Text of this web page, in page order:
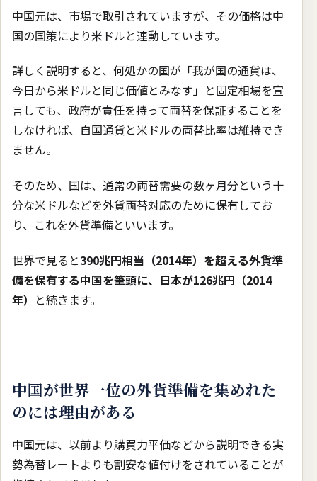
中国元は、市場で取引されていますが、その価格は中
国の国策により米ドルと連動しています。
詳しく説明すると、何処かの国が「我が国の通貨は、
今日から米ドルと同じ価値とみなす」と固定相場を宣
言しても、政府が責任を持って両替を保証することを
しなければ、自国通貨と米ドルの両替比率は維持でき
ません。
そのため、国は、通常の両替需要の数ヶ月分という十
分な米ドルなどを外貨両替対応のために保有してお
り、これを外貨準備といいます。
世界で見ると390兆円相当（2014年）を超える外貨準
備を保有する中国を筆頭に、日本が126兆円（2014
年） と続きます。
中国が世界一位の外貨準備を集めれた
のには理由がある
中国元は、以前より購買力平価などから説明できる実
勢為替レートよりも割安な値付けをされていることが